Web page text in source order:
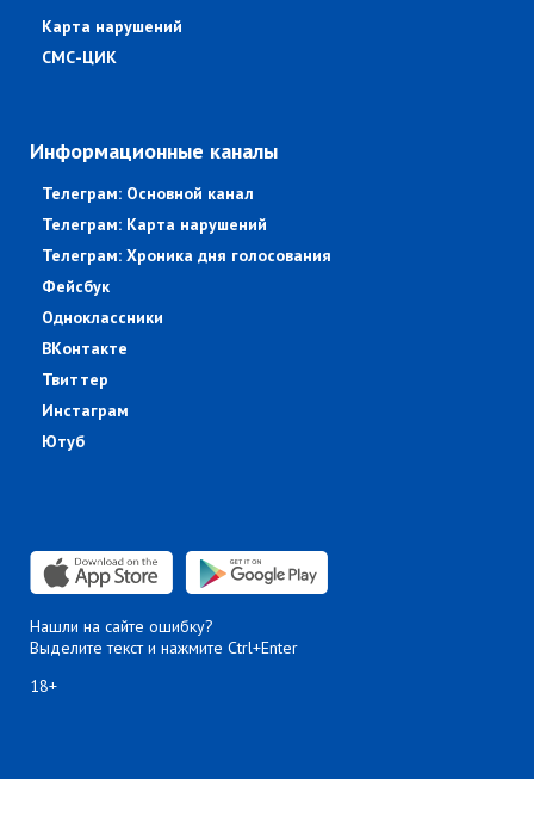
Карта нарушений
СМС-ЦИК
Информационные каналы
Телеграм: Основной канал
Телеграм: Карта нарушений
Телеграм: Хроника дня голосования
Фейсбук
Одноклассники
ВКонтакте
Твиттер
Инстаграм
Ютуб
Нашли на сайте ошибку?
Выделите текст и нажмите Ctrl+Enter
18+